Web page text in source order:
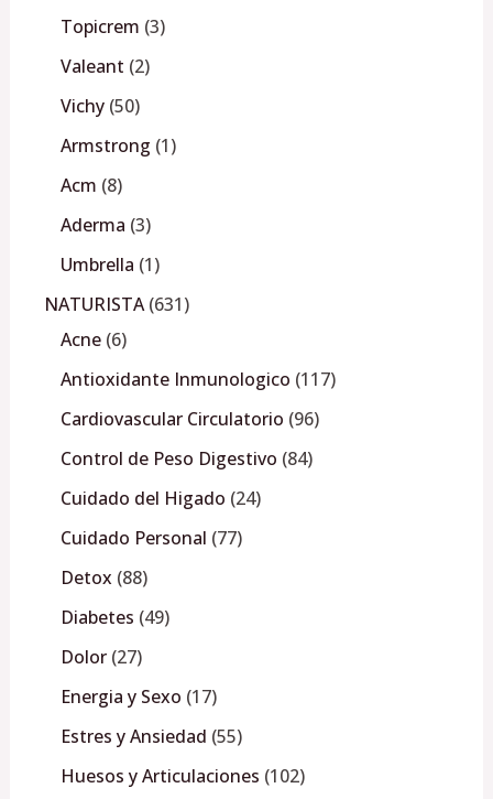
Topicrem 3
Valeant 2
Vichy 50
Armstrong 1
Acm 8
Aderma 3
Umbrella 1
NATURISTA 631
Acne 6
Antioxidante Inmunologico 117
Cardiovascular Circulatorio 96
Control de Peso Digestivo 84
Cuidado del Higado 24
Cuidado Personal 77
Detox 88
Diabetes 49
Dolor 27
Energia y Sexo 17
Estres y Ansiedad 55
Huesos y Articulaciones 102